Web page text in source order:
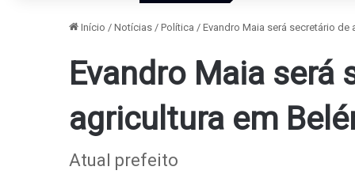
Início / Notícias / Política / Evandro Maia será secretário de
Evandro Maia será
agricultura em
Atual prefeito